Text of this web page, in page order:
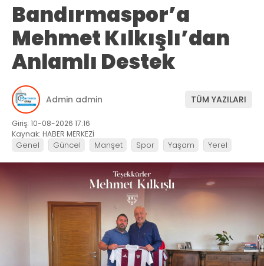
Bandırmaspor’a
Mehmet Kılkışlı’dan
Anlamlı Destek
Admin admin TÜM YAZILARI
Giriş: 10-08-2026 17:16
Kaynak: HABER MERKEZİ
Genel Güncel Manşet Spor Yaşam Yerel